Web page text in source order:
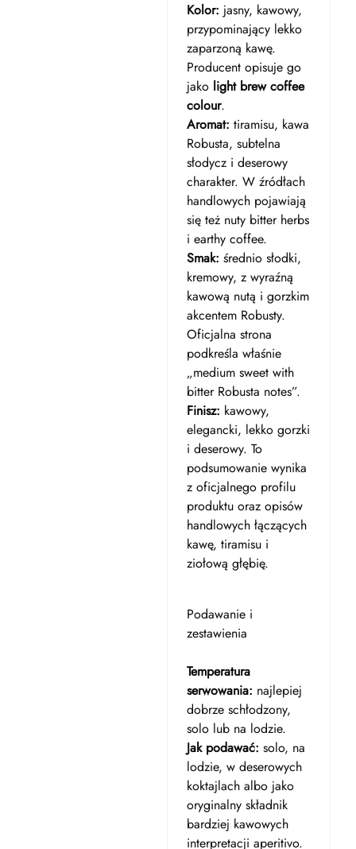
Kolor: jasny, kawowy,
przypominający lekko
zaparzoną kawę.
Producent opisuje go
jako light brew coffee
colour.
Aromat: tiramisu, kawa
Robusta, subtelna
słodycz i deserowy
charakter. W źródłach
handlowych pojawiają
się też nuty bitter herbs
i earthy coffee.
Smak: średnio słodki,
kremowy, z wyraźną
kawową nutą i gorzkim
akcentem Robusty.
Oficjalna strona
podkreśla właśnie
„medium sweet with
bitter Robusta notes”.
Finisz: kawowy,
elegancki, lekko gorzki
i deserowy. To
podsumowanie wynika
z oficjalnego profilu
produktu oraz opisów
handlowych łączących
kawę, tiramisu i
ziołową głębię.
Podawanie i
zestawienia
Temperatura
serwowania: najlepiej
dobrze schłodzony,
solo lub na lodzie.
Jak podawać: solo, na
lodzie, w deserowych
koktajlach albo jako
oryginalny składnik
bardziej kawowych
interpretacji aperitivo.